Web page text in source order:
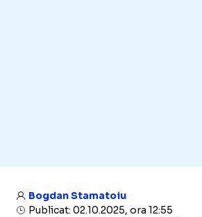
Bogdan Stamatoiu
Publicat: 02.10.2025, ora 12:55